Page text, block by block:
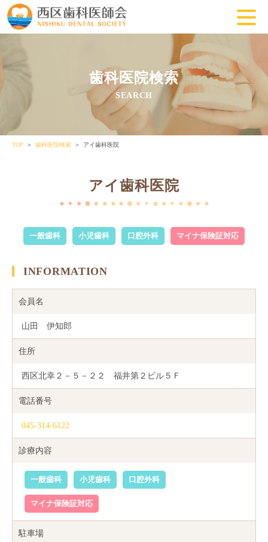
歯科医院検索
SEARCH
TOP 歯科医院検索 アイ歯科医院
アイ歯科医院
一般歯科 小児歯科 口腔外科 マイナ保険証対応
INFORMATION
会員名
山田 伊知郎
住所
西区北幸２－５－２２ 福井第２ビル５Ｆ
電話番号
045-314-6122
診療内容
一般歯科 小児歯科 口腔外科
マイナ保険証対応
駐車場